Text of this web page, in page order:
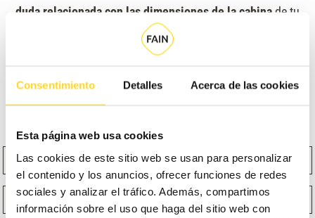
Consentimiento Detalles Acerca de las cookies
Esta página web usa cookies
Las cookies de este sitio web se usan para personalizar
el contenido y los anuncios, ofrecer funciones de redes
sociales y analizar el tráfico. Además, compartimos
información sobre el uso que haga del sitio web con
duda relacionada con las dimensiones de la cabinade tu
ascensor.
Nombre Apellidos
Email Teléfono